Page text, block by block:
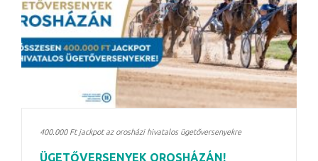
400.000 Ft jackpot az orosházi hivatalos ügetőversenyekre
ÜGETŐVERSENYEK OROSHÁZÁN!